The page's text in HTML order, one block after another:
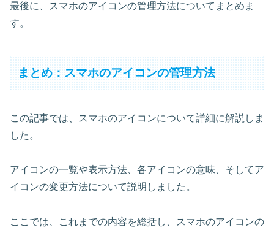
最後に、スマホのアイコンの管理方法についてまとめま
す。
まとめ：スマホのアイコンの管理方法
この記事では、スマホのアイコンについて詳細に解説しま
した。
アイコンの一覧や表示方法、各アイコンの意味、そしてア
イコンの変更方法について説明しました。
ここでは、これまでの内容を総括し、スマホのアイコンの